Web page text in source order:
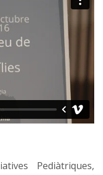
Pediàtriques,